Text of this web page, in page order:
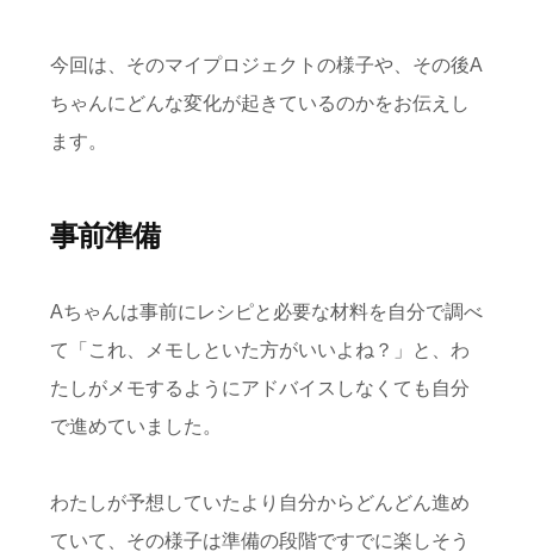
今回は、そのマイプロジェクトの様子や、その後A
ちゃんにどんな変化が起きているのかをお伝えし
ます。
事前準備
Aちゃんは事前にレシピと必要な材料を自分で調べ
て「これ、メモしといた方がいいよね？」と、わ
たしがメモするようにアドバイスしなくても自分
で進めていました。
わたしが予想していたより自分からどんどん進め
ていて、その様子は準備の段階ですでに楽しそう